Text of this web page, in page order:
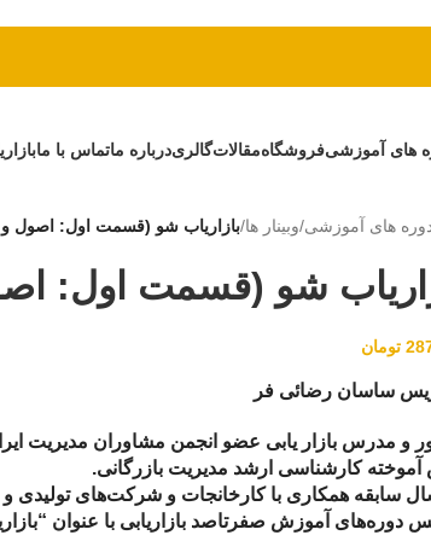
های آموزشیفروشگاهمقالاتگالریدرباره ماتماس با ما
های آموزشی/وبینار ها/بازاریاب شو (قسمت اول: اصول و
شو (قسمت اول:
تومان
ساسان رضائی فر
و مدرس بازار یابی عضو انجمن مشاوران مدیریت
آموخته کارشناسی ارشد مدیریت بازرگانی.
دوره‌های آموزش صفرتاصد بازاریابی با عنوان